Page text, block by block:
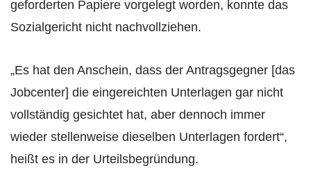
geforderten Papiere vorgelegt worden, konnte das
Sozialgericht nicht nachvollziehen.
„Es hat den Anschein, dass der Antragsgegner [das
Jobcenter] die eingereichten Unterlagen gar nicht
vollständig gesichtet hat, aber dennoch immer
wieder stellenweise dieselben Unterlagen fordert“,
heißt es in der Urteilsbegründung.